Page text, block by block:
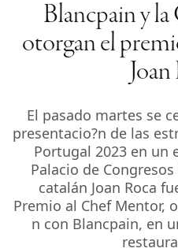
Blancpain y
otorgan el
El pasado martes se
presentacio?n de las
Portugal 2023 en un
Palacio de
catalán Joan Roca
Premio al Chef Mentor,
n con Blancpain, en